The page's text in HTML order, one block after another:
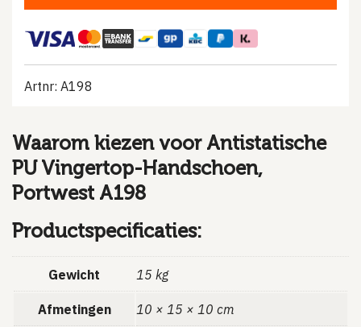
Artnr: A198
Waarom kiezen voor Antistatische
PU Vingertop-Handschoen,
Portwest A198
Productspecificaties:
Gewicht 15 kg
Afmetingen 10 × 15 × 10 cm